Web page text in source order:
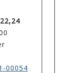
00054